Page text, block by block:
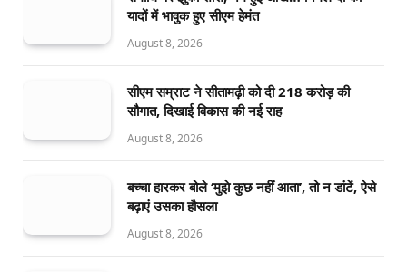
यादों में भावुक हुए सीएम हेमंत
August 8, 2026
सीएम सम्राट ने सीतामढ़ी को दी 218 करोड़ की
सौगात, दिखाई विकास की नई राह
August 8, 2026
बच्चा हारकर बोले ‘मुझे कुछ नहीं आता’, तो न डांटें, ऐसे
बढ़ाएं उसका हौसला
August 8, 2026